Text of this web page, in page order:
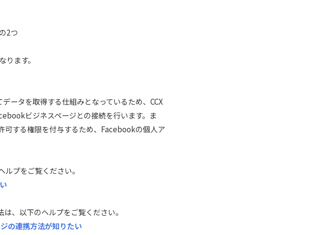
2つ
ります。
ータを取得する仕組みとなっているため、CCX
ビジネスページとの接続を行います。ま
可する権限を付与するため、Facebookの個人ア
プをご覧ください。
、以下のヘルプをご覧ください。
の連携方法が知りたい